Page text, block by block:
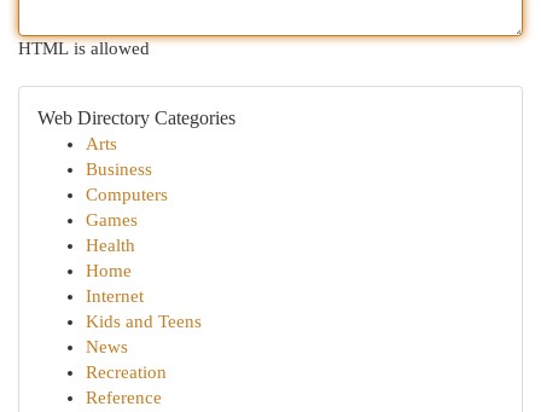
HTML is allowed
Web Directory Categories
Arts
Business
Computers
Games
Health
Home
Internet
Kids and Teens
News
Recreation
Reference